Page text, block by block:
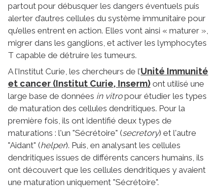
partout pour débusquer les dangers éventuels puis
alerter d’autres cellules du système immunitaire pour
qu’elles entrent en action. Elles vont ainsi « maturer »,
migrer dans les ganglions, et activer les lymphocytes
T capable de détruire les tumeurs.
A l’Institut Curie, les chercheurs de l’Unité Immunité
et cancer (Institut Curie, Inserm) ont utilisé une
large base de données in vitropour étudier les types
de maturation des cellules dendritiques. Pour la
première fois, ils ont identifié deux types de
maturations : l'un "Sécrétoire" (secretory) et l'autre
"Aidant" (helper). Puis, en analysant les cellules
dendritiques issues de différents cancers humains, ils
ont découvert que les cellules dendritiques y avaient
une maturation uniquement "Sécrétoire".